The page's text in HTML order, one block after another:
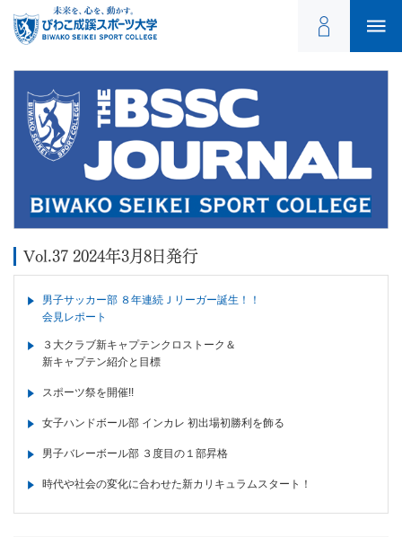
Vol.37 2024年3月8日発行
男子サッカー部 ８年連続Ｊリーガー誕生！！
会見レポート
３大クラブ新キャプテンクロストーク＆
新キャプテン紹介と目標
スポーツ祭を開催!!
女子ハンドボール部 インカレ 初出場初勝利を飾る
男子バレーボール部 ３度目の１部昇格
時代や社会の変化に合わせた新カリキュラムスタート！